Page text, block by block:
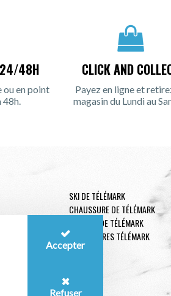
24/48H
ou en point
48h.
CLICK AND
Payez en ligne et
magasin du Lundi au
SKI DE TÉLÉMARK
CHAUSSURE DE TÉLÉMARK
FIXATION DE TÉLÉMARK
ACCESSOIRES TÉLÉMARK
Accepter
Refuser